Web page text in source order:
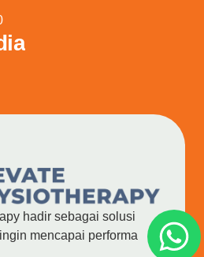
hadir sebagai solusi
mencapai performa